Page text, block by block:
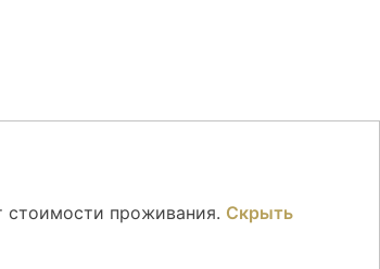
стоимости проживания. Скрыть